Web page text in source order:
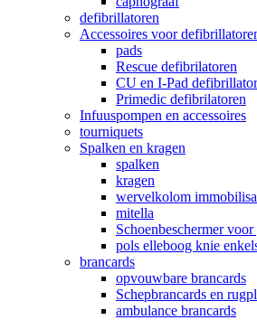
defibrillatoren
Accessoires voor
pads
Rescue defibrilatoren
CU en I-Pad
Primedic defibrilatoren
Infuuspompen en accessoires
tourniquets
Spalken en kragen
spalken
kragen
wervelkolom
mitella
Schoenbeschermer voor
pols elleboog knie
brancards
opvouwbare brancards
Schepbrancards en
ambulance brancards